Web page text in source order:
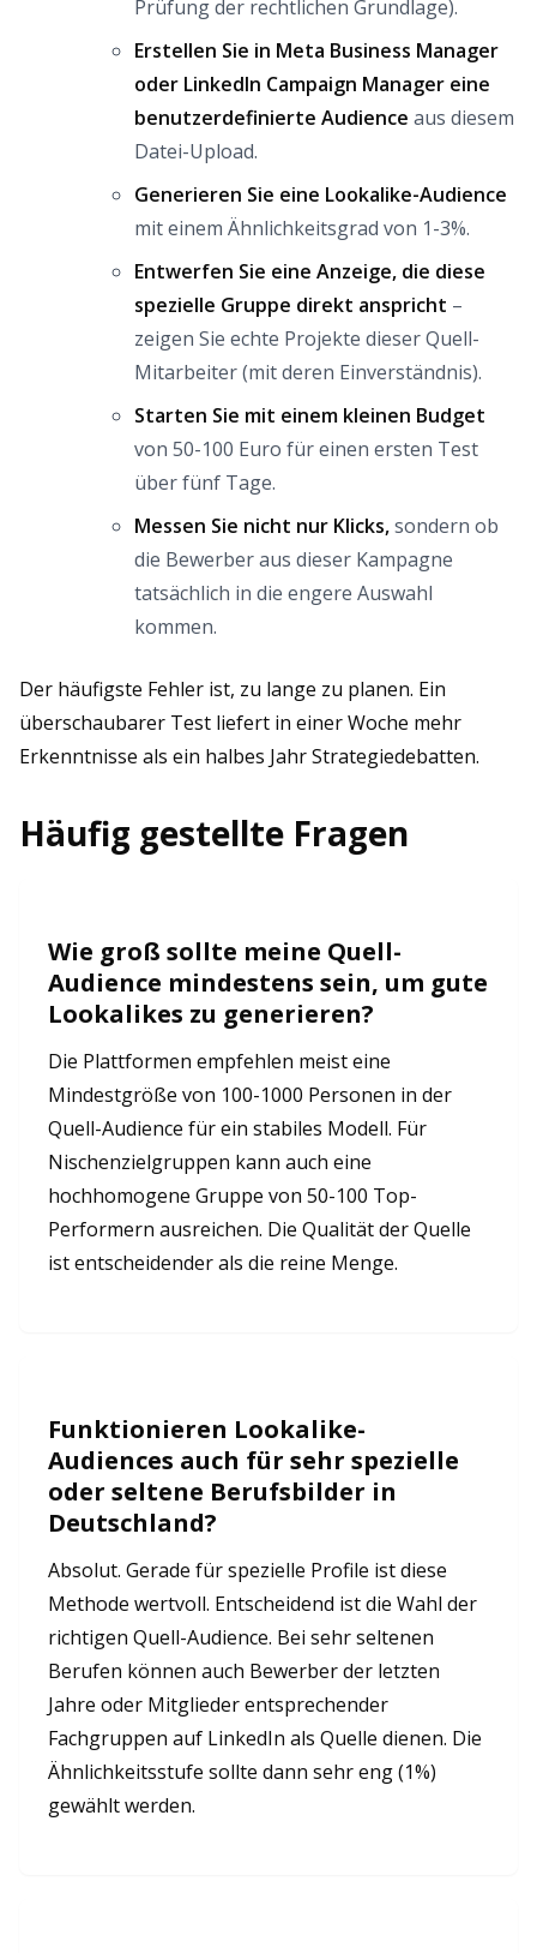
Prüfung der rechtlichen Grundlage).
Erstellen Sie in Meta Business Manager
oder LinkedIn Campaign Manager eine
benutzerdefinierte Audience aus diesem
Datei-Upload.
Generieren Sie eine Lookalike-Audience
mit einem Ähnlichkeitsgrad von 1-3%.
Entwerfen Sie eine Anzeige, die diese
spezielle Gruppe direkt anspricht –
zeigen Sie echte Projekte dieser Quell-
Mitarbeiter (mit deren Einverständnis).
Starten Sie mit einem kleinen Budget
von 50-100 Euro für einen ersten Test
über fünf Tage.
Messen Sie nicht nur Klicks,sondern ob
die Bewerber aus dieser Kampagne
tatsächlich in die engere Auswahl
kommen.
Der häufigste Fehler ist, zu lange zu planen. Ein
überschaubarer Test liefert in einer Woche mehr
Erkenntnisse als ein halbes Jahr Strategiedebatten.
Häufig gestellte Fragen
Wie groß sollte meine Quell-
Audience mindestens sein, um gute
Lookalikes zu generieren?
Die Plattformen empfehlen meist eine
Mindestgröße von 100-1000 Personen in der
Quell-Audience für ein stabiles Modell. Für
Nischenzielgruppen kann auch eine
hochhomogene Gruppe von 50-100 Top-
Performern ausreichen. Die Qualität der Quelle
ist entscheidender als die reine Menge.
Funktionieren Lookalike-
Audiences auch für sehr spezielle
oder seltene Berufsbilder in
Deutschland?
Absolut. Gerade für spezielle Profile ist diese
Methode wertvoll. Entscheidend ist die Wahl der
richtigen Quell-Audience. Bei sehr seltenen
Berufen können auch Bewerber der letzten
Jahre oder Mitglieder entsprechender
Fachgruppen auf LinkedIn als Quelle dienen. Die
Ähnlichkeitsstufe sollte dann sehr eng (1%)
gewählt werden.